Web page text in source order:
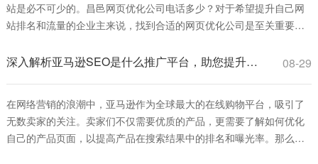
站是必不可少的。昌邑网页优化公司电话多少？对于希望提升自己网
站排名和流量的企业主来说，找到合适的网页优化公司是至关重要
页优化服务。 首先，网页优化是指通过一系列技术手段和策略，使得
深入解析亚马逊SEO是什么推广平台，助您提升产品曝光率 08-29
在网络营销的浪潮中，亚马逊作为全球最大的在线购物平台，吸引了
无数卖家的关注。卖家们不仅需要优质的产品，更需要了解如何优化
自己的产品页面，以提高产品在搜索结果中的排名和曝光率。那么，